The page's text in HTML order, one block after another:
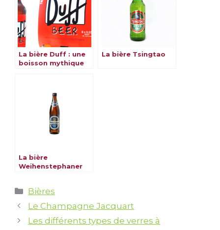
La bière Duff : une
boisson mythique
La bière Tsingtao
La bière
Weihenstephaner
Catégories
Bières
Le Champagne Jacquart
Les différents types de verres à